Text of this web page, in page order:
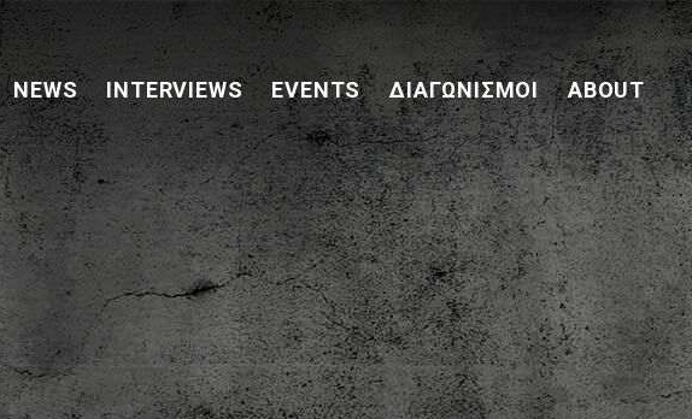
NEWS INTERVIEWS EVENTS ΔΙΑΓΩΝΙΣΜΟΊ ABOUT